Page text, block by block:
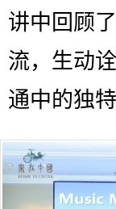
讲中回顾
流，生动
通中的独特